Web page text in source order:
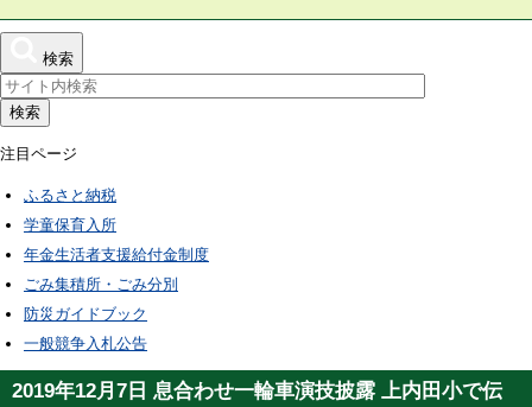
検索
検索
注目ページ
ふるさと納税
学童保育入所
年金生活者支援給付金制度
ごみ集積所・ごみ分別
防災ガイドブック
一般競争入札公告
2019年12月7日 息合わせ一輪車演技披露 上内田小で伝